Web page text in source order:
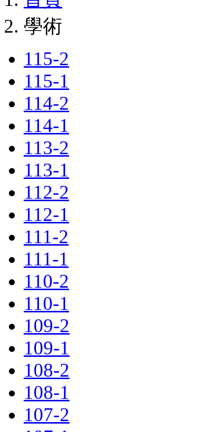
學術
115-2
115-1
114-2
114-1
113-2
113-1
112-2
112-1
111-2
111-1
110-2
110-1
109-2
109-1
108-2
108-1
107-2